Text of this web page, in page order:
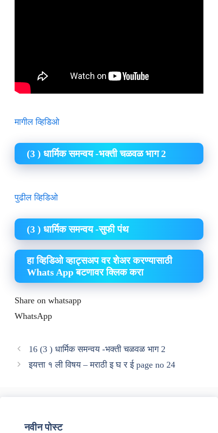
मागील व्हिडिओ
(3 ) धार्मिक समन्वय -भक्ती चळवळ भाग 2
पुढील व्हिडिओ
(3 ) धार्मिक समन्वय -सुफी पंथ
हा व्हिडिओ व्हाट्सअप वर शेअर करण्यासाठी
Whats App बटणावर क्लिक करा
Share on whatsapp
WhatsApp
16 (3 ) धार्मिक समन्वय -भक्ती चळवळ भाग 2
इयत्ता १ ली विषय – मराठी इ घ र ई page no 24
नवीन पोस्ट